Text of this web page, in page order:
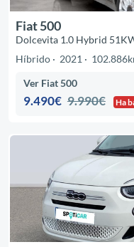
Fiat 500
Dolcevita 1.0 Hybrid
Híbrido
2021
Ver Fiat 500
9.490€ 9.990€ Ha